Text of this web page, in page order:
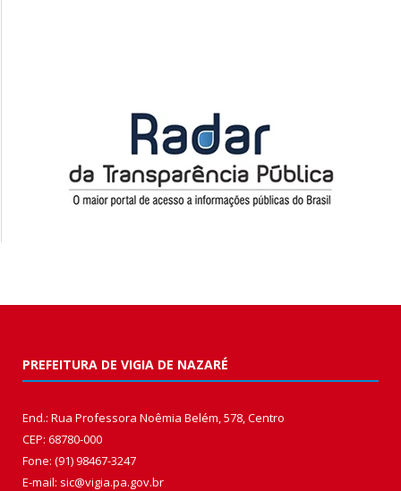
PREFEITURA DE VIGIA DE NAZARÉ
End.: Rua Professora Noêmia Belém, 578, Centro
CEP: 68780-000
Fone: (91) 98467-3247
E-mail: sic@vigia.pa.gov.br